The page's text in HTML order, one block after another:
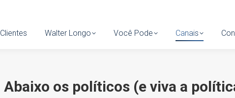
Clientes Walter Longo Você Pode Canais
Abaixo os políticos (e viva a
Clientes Walter Longo Você Pode Canais